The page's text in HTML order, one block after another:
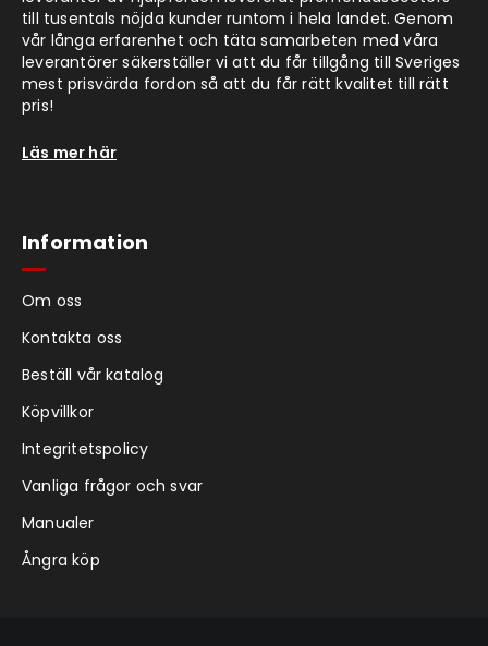
till tusentals nöjda kunder runtom i hela landet. Genom
vår långa erfarenhet och täta samarbeten med våra
leverantörer säkerställer vi att du får tillgång till Sveriges
mest prisvärda fordon så att du får rätt kvalitet till rätt
pris!
Läs mer här
Information
Om oss
Kontakta oss
Beställ vår katalog
Köpvillkor
Integritetspolicy
Vanliga frågor och svar
Manualer
Ångra köp